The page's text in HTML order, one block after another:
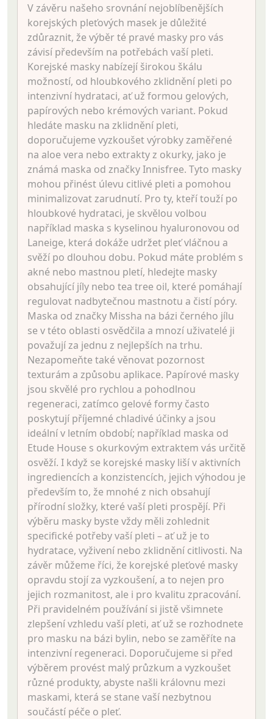
V závěru našeho srovnání nejoblíbenějších
korejských pleťových masek je důležité
zdůraznit, že výběr té pravé masky pro vás
závisí především na potřebách vaší pleti.
Korejské masky nabízejí širokou škálu
možností, od hloubkového zklidnění pleti po
intenzivní hydrataci, ať už formou gelových,
papírových nebo krémových variant. Pokud
hledáte masku na zklidnění pleti,
doporučujeme vyzkoušet výrobky zaměřené
na aloe vera nebo extrakty z okurky, jako je
známá maska od značky Innisfree. Tyto masky
mohou přinést úlevu citlivé pleti a pomohou
minimalizovat zarudnutí. Pro ty, kteří touží po
hloubkové hydrataci, je skvělou volbou
například maska s kyselinou hyaluronovou od
Laneige, která dokáže udržet pleť vláčnou a
svěží po dlouhou dobu. Pokud máte problém s
akné nebo mastnou pletí, hledejte masky
obsahující jíly nebo tea tree oil, které pomáhají
regulovat nadbytečnou mastnotu a čistí póry.
Maska od značky Missha na bázi černého jílu
se v této oblasti osvědčila a mnozí uživatelé ji
považují za jednu z nejlepších na trhu.
Nezapomeňte také věnovat pozornost
texturám a způsobu aplikace. Papírové masky
jsou skvělé pro rychlou a pohodlnou
regeneraci, zatímco gelové formy často
poskytují příjemné chladivé účinky a jsou
ideální v letním období; například maska od
Etude House s okurkovým extraktem vás určitě
osvěží. I když se korejské masky liší v aktivních
ingrediencích a konzistencích, jejich výhodou je
především to, že mnohé z nich obsahují
přírodní složky, které vaší pleti prospějí. Při
výběru masky byste vždy měli zohlednit
specifické potřeby vaší pleti – ať už je to
hydratace, vyživení nebo zklidnění citlivosti. Na
závěr můžeme říci, že korejské pleťové masky
opravdu stojí za vyzkoušení, a to nejen pro
jejich rozmanitost, ale i pro kvalitu zpracování.
Při pravidelném používání si jistě všimnete
zlepšení vzhledu vaší pleti, ať už se rozhodnete
pro masku na bázi bylin, nebo se zaměříte na
intenzivní regeneraci. Doporučujeme si před
výběrem provést malý průzkum a vyzkoušet
různé produkty, abyste našli královnu mezi
maskami, která se stane vaší nezbytnou
součástí péče o pleť.